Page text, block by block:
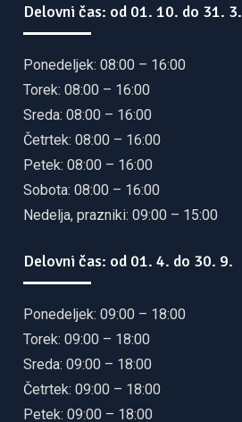
Delovni čas: od 01. 10. do 31. 3.
Ponedeljek: 08:00 – 16:00
Torek: 08:00 – 16:00
Sreda: 08:00 – 16:00
Četrtek: 08:00 – 16:00
Petek: 08:00 – 16:00
Sobota: 08:00 – 16:00
Nedelja, prazniki: 09:00 – 15:00
Delovni čas: od 01. 4. do 30. 9.
Ponedeljek: 09:00 – 18:00
Torek: 09:00 – 18:00
Sreda: 09:00 – 18:00
Četrtek: 09:00 – 18:00
Petek: 09:00 – 18:00